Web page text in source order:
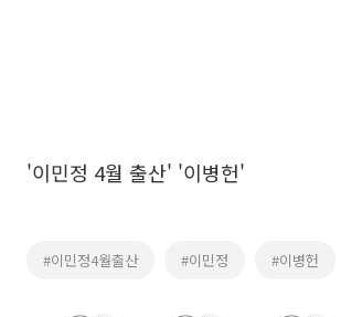
'이민정 4월 출산' '이병헌'
#이민정4월출산 #이민정 #이병헌